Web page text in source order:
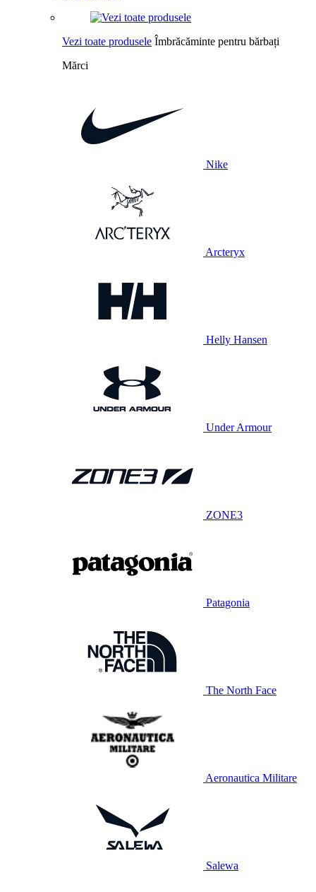
Vezi toate produsele Îmbrăcăminte pentru bărbați
Mărci
Nike
Arcteryx
Helly Hansen
Under Armour
ZONE3
Patagonia
The North Face
Aeronautica Militare
Salewa